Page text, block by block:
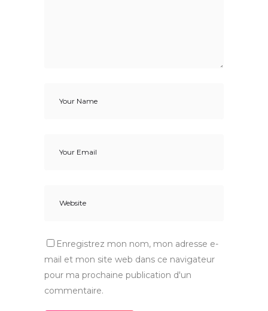
Enregistrez mon nom, mon adresse e-
mail et mon site web dans ce navigateur
pour ma prochaine publication d'un
commentaire.